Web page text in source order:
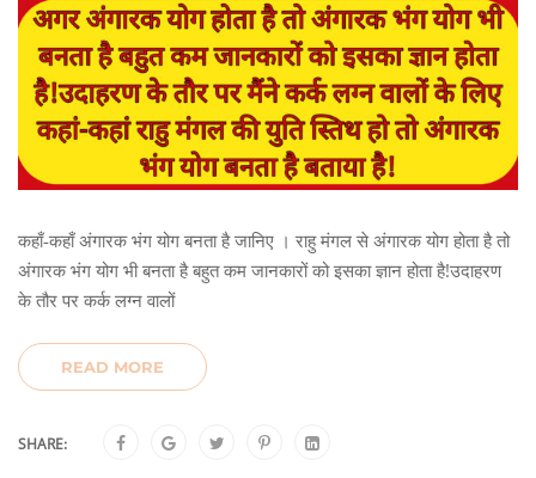
कहाँ-कहाँ अंगारक भंग योग बनता है जानिए । राहु मंगल से अंगारक योग होता है तो
अंगारक भंग योग भी बनता है बहुत कम जानकारों को इसका ज्ञान होता है!उदाहरण
के तौर पर कर्क लग्न वालों
READ MORE
SHARE: